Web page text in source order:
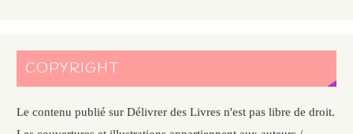
COPYRIGHT
Le contenu publié sur Délivrer des Livres n'est pas libre de droit.